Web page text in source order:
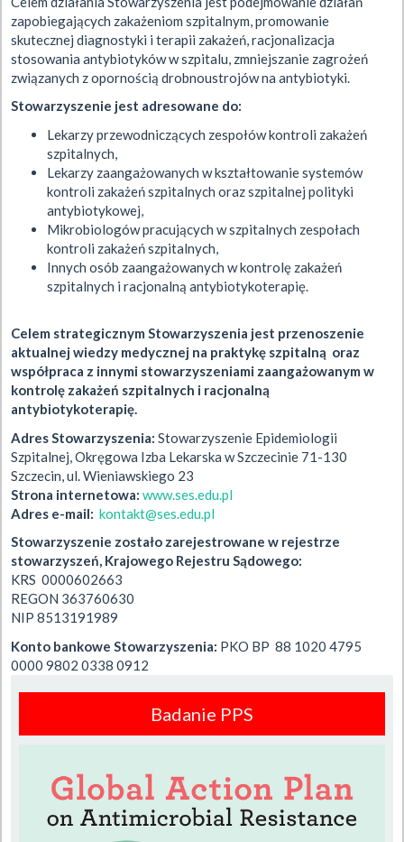
zapobiegających zakażeniom szpitalnym, promowanie
skutecznej diagnostyki i terapii zakażeń, racjonalizacja
stosowania antybiotyków w szpitalu, zmniejszanie zagrożeń
związanych z opornością drobnoustrojów na antybiotyki.
Stowarzyszenie jest adresowane do:
Lekarzy przewodniczących zespołów kontroli zakażeń
szpitalnych,
Lekarzy zaangażowanych w kształtowanie systemów
kontroli zakażeń szpitalnych oraz szpitalnej polityki
antybiotykowej,
Mikrobiologów pracujących w szpitalnych zespołach
kontroli zakażeń szpitalnych,
Innych osób zaangażowanych w kontrolę zakażeń
szpitalnych i racjonalną antybiotykoterapię.
Celem strategicznym Stowarzyszenia jest przenoszenie
aktualnej wiedzy medycznej na praktykę szpitalną oraz
współpraca z innymi stowarzyszeniami zaangażowanym w
kontrolę zakażeń szpitalnych i racjonalną
antybiotykoterapię.
Adres Stowarzyszenia: Stowarzyszenie Epidemiologii
Szpitalnej, Okręgowa Izba Lekarska w Szczecinie 71-130
Szczecin, ul. Wieniawskiego 23
Strona internetowa: www.ses.edu.pl
Adres e-mail: kontakt@ses.edu.pl
Stowarzyszenie zostało zarejestrowane w rejestrze
stowarzyszeń, Krajowego Rejestru Sądowego:
KRS 0000602663
REGON 363760630
NIP 8513191989
Konto bankowe Stowarzyszenia: PKO BP 88 1020 4795
0000 9802 0338 0912
Badanie PPS